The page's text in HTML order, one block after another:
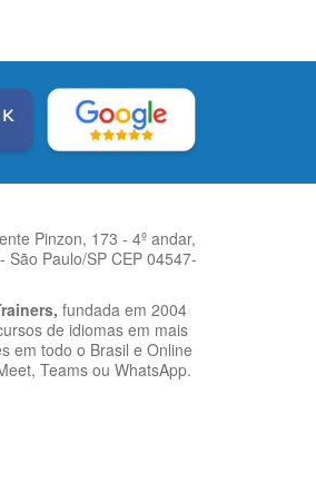
Pinzon, 173 - 4º andar,
São Paulo/SP CEP 04547-
fundada em 2004
de idiomas em mais
em todo o Brasil e Online
Teams ou WhatsApp.